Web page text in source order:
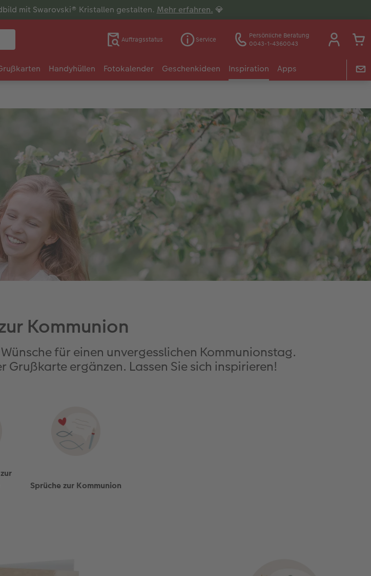
mit Swarovski® Kristallen gestalten. Mehr erfahren. 💎
Auftragsstatus Service
Persönliche Beratung
0043-1-4360043
Handyhüllen Fotokalender Geschenkideen Inspiration Apps
Kommunion
für einen unvergesslichen Kommunionstag.
Grußkarte ergänzen. Lassen Sie sich inspirieren!
Sprüche zur Kommunion